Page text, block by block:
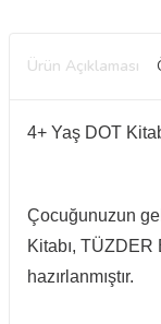
Ürün Açıklaması
4+ Yaş DOT
Çocuğunuzun
Kitabı,
hazırlanmıştır.